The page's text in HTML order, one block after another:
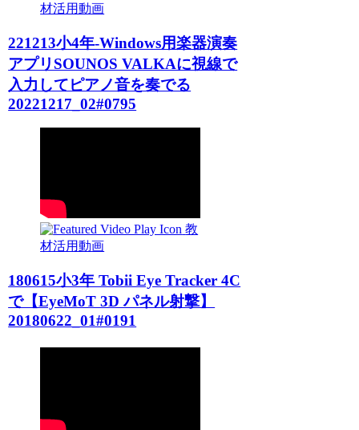
材活用動画
221213小4年-Windows用楽器演奏
アプリSOUNOS VALKAに視線で
入力してピアノ音を奏でる
20221217_02#0795
教
材活用動画
180615小3年 Tobii Eye Tracker 4C
で【EyeMoT 3D パネル射撃】
20180622_01#0191